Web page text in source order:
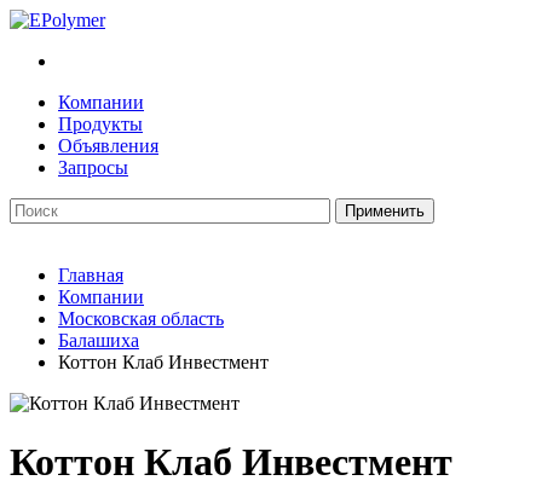
Компании
Продукты
Объявления
Запросы
Главная
Компании
Московская область
Балашиха
Коттон Клаб Инвестмент
Коттон Клаб Инвестмент